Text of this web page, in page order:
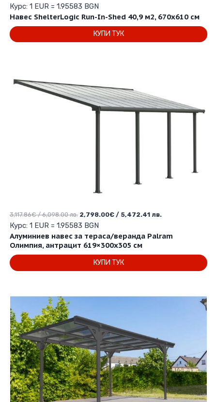
Навес ShelterLogic Run-In-Shed 40,9 м2, 670х610 см
price
was:
3,250.00 лв..
е:
2,598.01 лв..
Курс: 1 EUR = 1.95583 BGN
КУПИ ТУК
Алуминиев навес за тераса/веранда Palram
Олимпия, антрацит 619×300х305 см
3,117.86€/ 6,098.00 лв. Original
price
was:
3,117.86€
/
6,098.00 лв..
2,798.00€ / 5,472.41 лв.Текущата
е:
/
Курс: 1 EUR = 1.95583 BGN
КУПИ ТУК